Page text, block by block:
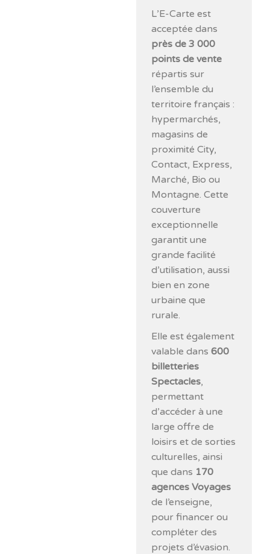
L’E-Carte est
acceptée dans
près de 3 000
points de vente
répartis sur
l’ensemble du
territoire français :
hypermarchés,
magasins de
proximité City,
Contact, Express,
Marché, Bio ou
Montagne. Cette
couverture
exceptionnelle
garantit une
grande facilité
d’utilisation, aussi
bien en zone
urbaine que
rurale.
Elle est également
valable dans600
billetteries
Spectacles,
permettant
d’accéder à une
large offre de
loisirs et de sorties
culturelles, ainsi
que dans 170
agences Voyages
de l’enseigne,
pour financer ou
compléter des
projets d’évasion.